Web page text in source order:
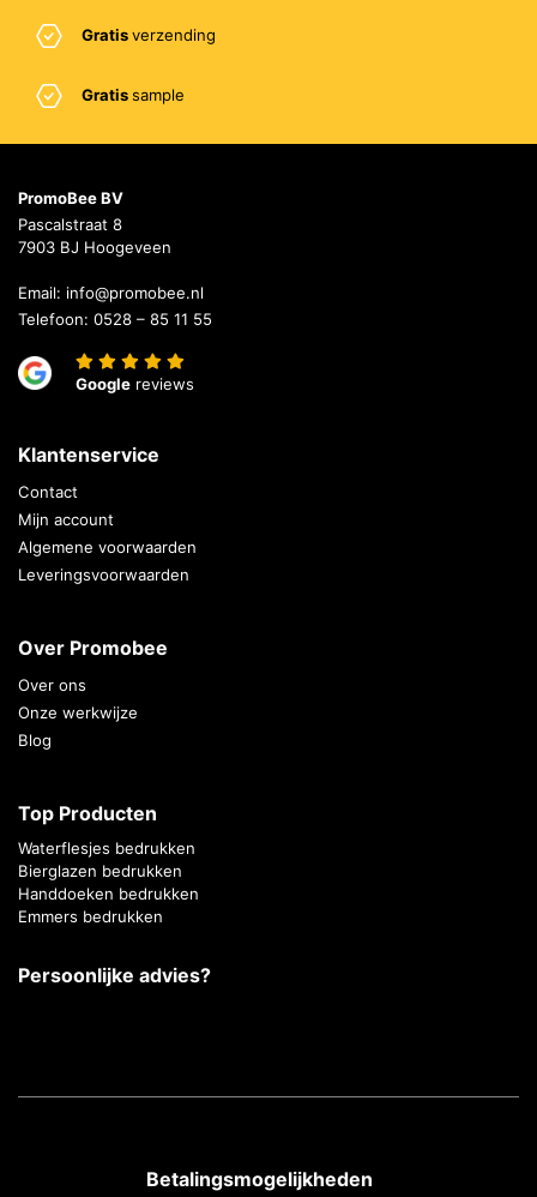
Gratisverzending
Gratissample
PromoBee BV
Pascalstraat 8
7903 BJ Hoogeveen
Email: info@promobee.nl
Telefoon: 0528 – 85 11 55
Google reviews
Klantenservice
Contact
Mijn account
Algemene voorwaarden
Leveringsvoorwaarden
Over Promobee
Over ons
Onze werkwijze
Blog
Top Producten
Waterflesjes bedrukken
Bierglazen bedrukken
Handdoeken bedrukken
Emmers bedrukken
Persoonlijke advies?
Betalingsmogelijkheden